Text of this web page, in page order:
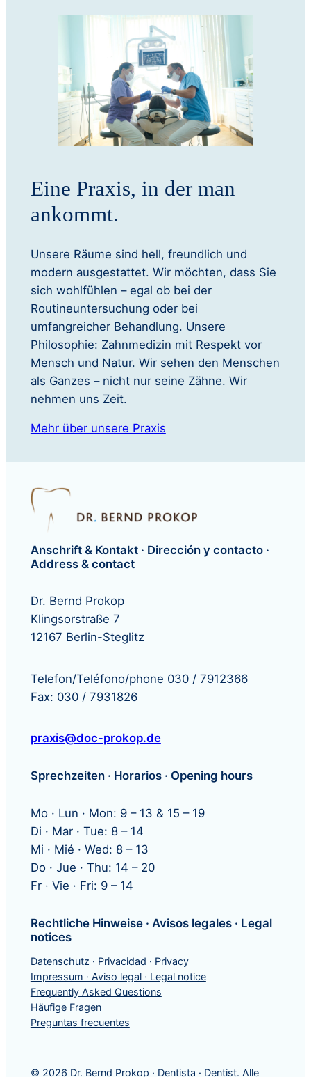
Eine Praxis, in der man
ankommt.
Unsere Räume sind hell, freundlich und
modern ausgestattet. Wir möchten, dass Sie
sich wohlfühlen – egal ob bei der
Routineuntersuchung oder bei
umfangreicher Behandlung. Unsere
Philosophie: Zahnmedizin mit Respekt vor
Mensch und Natur. Wir sehen den Menschen
als Ganzes – nicht nur seine Zähne. Wir
nehmen uns Zeit.
Mehr über unsere Praxis
Anschrift & Kontakt · Dirección y contacto ·
Address & contact
Dr. Bernd Prokop
Klingsorstraße 7
12167 Berlin-Steglitz
Telefon/Teléfono/phone 030 / 7912366
Fax: 030 / 7931826
praxis@doc-prokop.de
Sprechzeiten · Horarios · Opening hours
Mo · Lun · Mon: 9 – 13 & 15 – 19
Di · Mar · Tue: 8 – 14
Mi · Mié · Wed: 8 – 13
Do · Jue · Thu: 14 – 20
Fr · Vie · Fri: 9 – 14
Rechtliche Hinweise · Avisos legales · Legal
notices
Datenschutz · Privacidad · Privacy
Impressum · Aviso legal · Legal notice
Frequently Asked Questions
Häufige Fragen
Preguntas frecuentes
© 2026 Dr. Bernd Prokop · Dentista · Dentist. Alle